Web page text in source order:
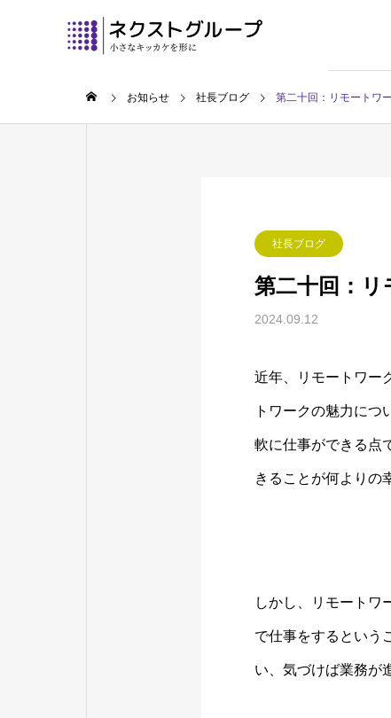
お知らせ 社長ブログ 第二十回：リモートワ
社長ブログ
第二十回：リ
2024.09.12
近年、リモートワー
トワークの魅力に
軟に仕事ができる点
きることが何よりの
しかし、リモートワ
で仕事をするという
い、気づけば業務が